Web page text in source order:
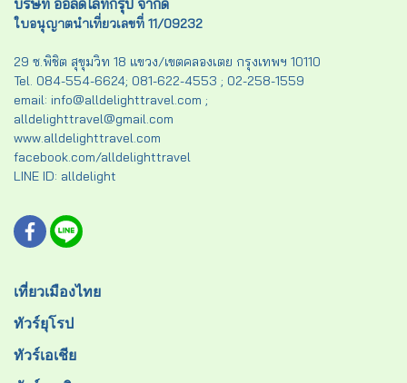
บริษัท ออลดีไลท์กรุ๊ป จำกัด
ใบอนุญาตนำเที่ยวเลขที่ 11/09232
29 ซ.พิชิต สุขุมวิท 18 แขวง/เขตคลองเตย กรุงเทพฯ 10110
Tel. 084-554-6624; 081-622-4553 ; 02-258-1559
email: info@alldelighttravel.com ;
alldelighttravel@gmail.com
www.alldelighttravel.com
facebook.com/alldelighttravel
LINE ID: alldelight
เที่ยวเมืองไทย
ทัวร์ยุโรป
ทัวร์เอเชีย